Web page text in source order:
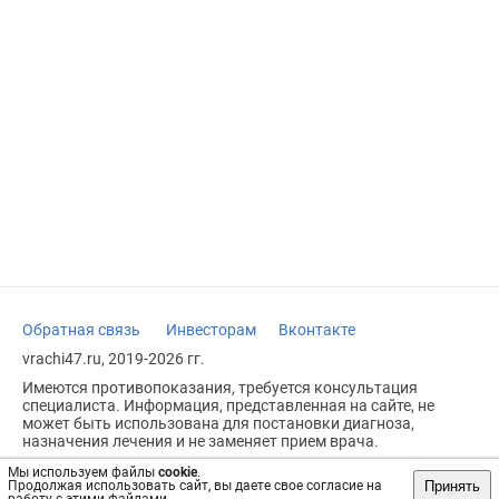
Мы используем файлы cookie.
Продолжая использовать сайт, вы даете свое согласие на
Принять
Обратная связь Инвесторам
Вконтакте
vrachi47.ru, 2019-2026 гг.
Имеются противопоказания, требуется консультация
специалиста. Информация, представленная на сайте, не
может быть использована для постановки диагноза,
назначения лечения и не заменяет прием врача.
Возрастное ограничение: 18+